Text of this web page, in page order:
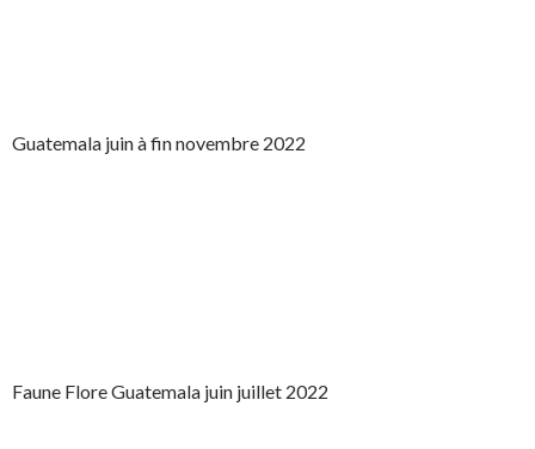
Guatemala juin à fin novembre 2022
Faune Flore Guatemala juin juillet 2022